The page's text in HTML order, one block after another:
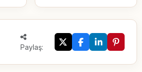
Paylaş: